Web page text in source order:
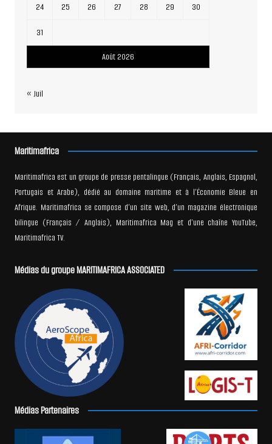
Août 2026
24 25 26 27 28 29 30
31
« Juil
Maritimafrica
Maritimafrica est un groupe de presse pentalingue (Français, Anglais, Espagnol,
Portugais et Arabe), dédié au domaine maritime et à l’Économie Bleue en
Afrique. Maritimafrica se compose d’un site web, d’un magazine électronique
bilingue (Français / Anglais), Maritimafrica Mag et d’une chaîne YouTube,
Maritimafrica TV.
Médias du groupe MARITIMAFRICA ASSOCIATED
Médias Partenaires